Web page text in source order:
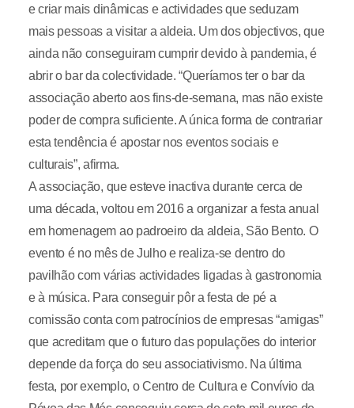
e criar mais dinâmicas e actividades que seduzam
mais pessoas a visitar a aldeia. Um dos objectivos, que
ainda não conseguiram cumprir devido à pandemia, é
abrir o bar da colectividade. “Queríamos ter o bar da
associação aberto aos fins-de-semana, mas não existe
poder de compra suficiente. A única forma de contrariar
esta tendência é apostar nos eventos sociais e
culturais”, afirma.
A associação, que esteve inactiva durante cerca de
uma década, voltou em 2016 a organizar a festa anual
em homenagem ao padroeiro da aldeia, São Bento. O
evento é no mês de Julho e realiza-se dentro do
pavilhão com várias actividades ligadas à gastronomia
e à música. Para conseguir pôr a festa de pé a
comissão conta com patrocínios de empresas “amigas”
que acreditam que o futuro das populações do interior
depende da força do seu associativismo. Na última
festa, por exemplo, o Centro de Cultura e Convívio da